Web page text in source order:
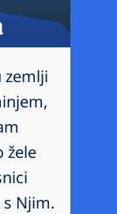
zemlji
žele
Njim.